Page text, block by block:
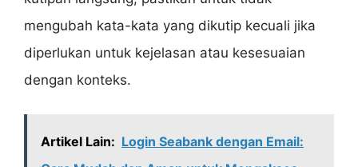
mengubah kata-kata yang dikutip kecuali jika
diperlukan untuk kejelasan atau kesesuaian
dengan konteks.
Artikel Lain: Login Seabank dengan Email: